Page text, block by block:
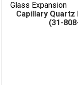
Glass Expansion
Capillary
(31-